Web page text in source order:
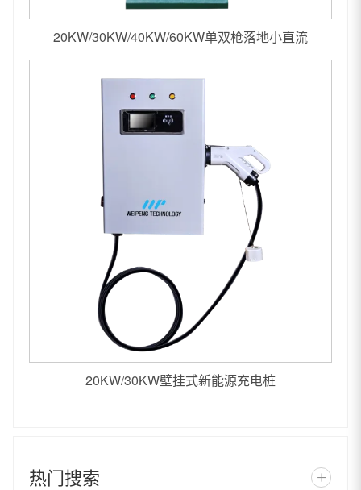
20KW/30KW/40KW/60KW单双枪落地小直流
20KW/30KW壁挂式新能源充电桩
热门搜索 +